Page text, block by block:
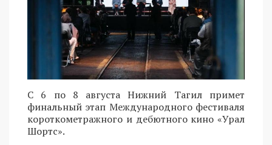
С 6 по 8 августа Нижний Тагил примет
финальный этап Международного фестиваля
короткометражного и дебютного кино «Урал
Шортс».